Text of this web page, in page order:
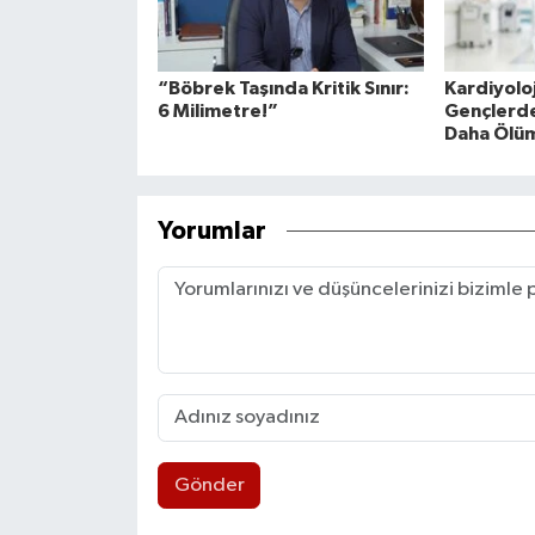
“Böbrek Taşında Kritik Sınır:
6 Milimetre!”
Daha
Yorumlar
Gönder